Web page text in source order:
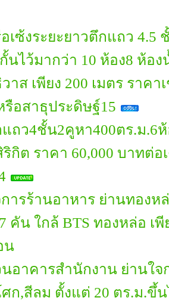
เซ้งระยะยาวตึกแถว 4.5
นไว้มากว่า 10 ห้อง8 ห้อ
าส เพียง 200 เมตร ราค
อสาธุประดิษฐ์15
แถว4ชั้น2คูหา400ตร.ม.6
กิต ราคา 60,000 บาทต่อ
การร้านอาหาร ย่านทองห
คัน ใกล้ BTS ทองหล่อ เพี
น
อาคารสำนักงาน ย่านใจ
ก,สีลม ตั้งแต่ 20 ตร.ม.ขึ้